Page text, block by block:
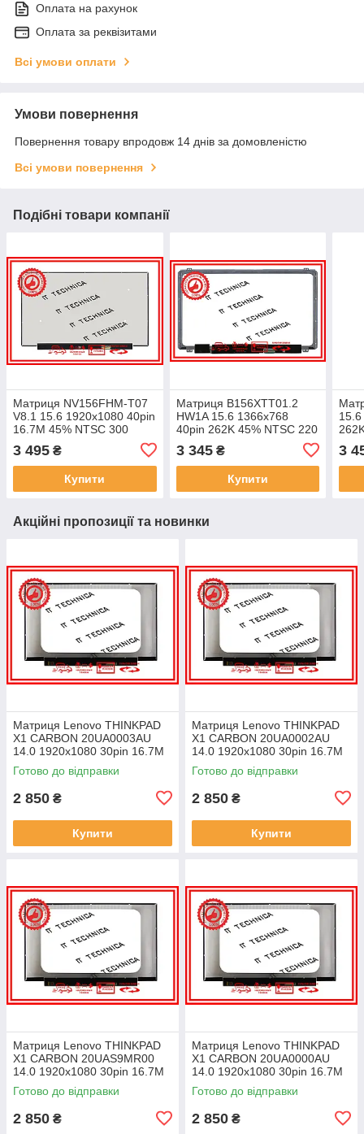
Оплата на рахунок
Оплата за реквізитами
Всі умови оплати
Умови повернення
Повернення товару впродовж 14 днів за домовленістю
Всі умови повернення
Подібні товари компанії
Матриця NV156FHM-T07
V8.1 15.6 1920x1080 40pin
16.7M 45% NTSC 300
3 495 ₴
Купити
Матриця B156XTT01.2
HW1A 15.6 1366x768
40pin 262K 45% NTSC 220
3 345₴
Купити
3
Акційні пропозиції та новинки
Матриця Lenovo THINKPAD
X1 CARBON 20UA0003AU
14.0 1920x1080 30pin 16.7M
45% NTSC 300 cd/m² для
ноутбука
Готово до відправки
2 850 ₴
Купити
Матриця Lenovo THINKPAD
X1 CARBON 20UA0002AU
14.0 1920x1080 30pin 16.7M
45% NTSC 300 cd/m² для
ноутбука
Готово до відправки
2 850 ₴
Купити
Матриця Lenovo THINKPAD
X1 CARBON 20UAS9MR00
14.0 1920x1080 30pin 16.7M
45% NTSC 300 cd/m² для
ноутбука
Готово до відправки
2 850 ₴
Матриця Lenovo THINKPAD
X1 CARBON 20UA0000AU
14.0 1920x1080 30pin 16.7M
45% NTSC 300 cd/m² для
ноутбука
Готово до відправки
2 850 ₴